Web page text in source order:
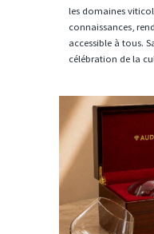
les domaines
connaissances,
accessible à tous.
célébration de la